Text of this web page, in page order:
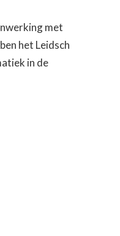
met
het Leidsch
in de